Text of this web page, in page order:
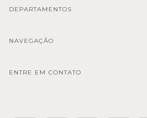
DEPARTAMENTOS
NAVEGAÇÃO
ENTRE EM CONTATO